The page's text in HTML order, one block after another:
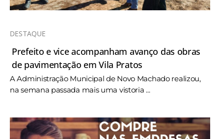
DESTAQUE
Prefeito e vice acompanham avanço das obras
de pavimentação em Vila Pratos
A Administração Municipal de Novo Machado realizou,
na semana passada mais uma vistoria ...